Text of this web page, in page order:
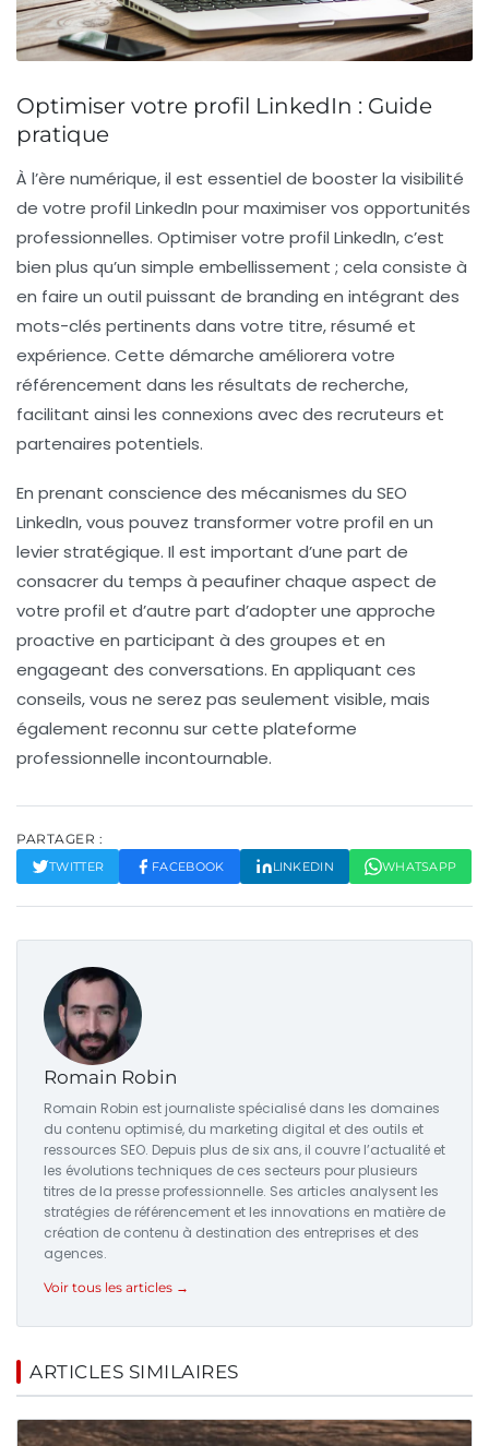
Optimiser votre profil LinkedIn : Guide
pratique
À l’ère numérique, il est essentiel de booster la visibilité
de votre profil LinkedIn pour maximiser vos opportunités
professionnelles. Optimiser votre profil LinkedIn, c’est
bien plus qu’un simple embellissement ; cela consiste à
en faire un outil puissant de branding en intégrant des
mots-clés pertinents dans votre titre, résumé et
expérience. Cette démarche améliorera votre
référencement dans les résultats de recherche,
facilitant ainsi les connexions avec des recruteurs et
partenaires potentiels.
En prenant conscience des mécanismes du SEO
LinkedIn, vous pouvez transformer votre profil en un
levier stratégique. Il est important d’une part de
consacrer du temps à peaufiner chaque aspect de
votre profil et d’autre part d’adopter une approche
proactive en participant à des groupes et en
engageant des conversations. En appliquant ces
conseils, vous ne serez pas seulement visible, mais
également reconnu sur cette plateforme
professionnelle incontournable.
PARTAGER :
TWITTER FACEBOOK LINKEDIN WHATSAPP
Romain Robin
Romain Robin est journaliste spécialisé dans les domaines
du contenu optimisé, du marketing digital et des outils et
ressources SEO. Depuis plus de six ans, il couvre l’actualité et
les évolutions techniques de ces secteurs pour plusieurs
titres de la presse professionnelle. Ses articles analysent les
stratégies de référencement et les innovations en matière de
création de contenu à destination des entreprises et des
agences.
Voir tous les articles →
ARTICLES SIMILAIRES